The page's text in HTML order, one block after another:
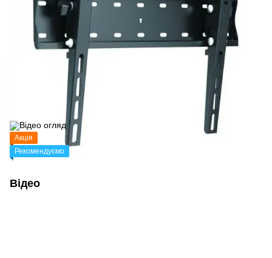
Акція
Рекомендуємо
Відео